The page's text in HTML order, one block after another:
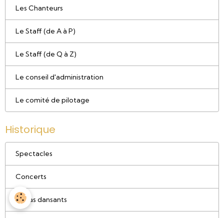
C.R.STAFF du 23-01-18 à 2020
C.R. STAFF 2013 à 012018
C.R Ass. Gén. de 2024 à
C.R Ass. Gén. de 2012 à 2023
Les Talents
Les Chanteurs
Le Staff (de A à P)
Le Staff (de Q à Z)
Le conseil d'administration